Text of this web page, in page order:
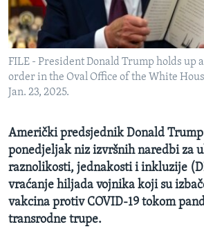
Learning English
PRATITE NAS
Jezici
FILE - President Donald Trump holds up
order in the Oval Office of the White
Jan. 23, 2025.
Američki predsjednik Donald
ponedjeljak niz izvršnih naredbi za
raznolikosti, jednakosti i inkluzije
vraćanje hiljada vojnika koji su
vakcina protiv COVID-19 tokom
transrodne trupe.